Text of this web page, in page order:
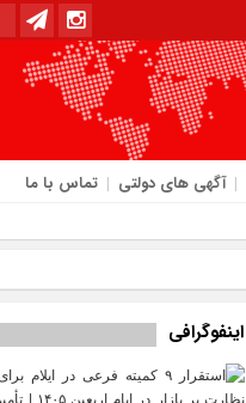
آگهی های دولتی تماس با ما
اینفوگرافی